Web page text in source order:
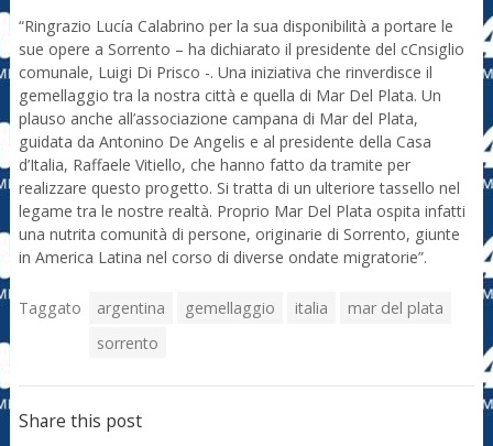
“Ringrazio Lucía Calabrino per la sua disponibilità a portare le
sue opere a Sorrento – ha dichiarato il presidente del cCnsiglio
comunale, Luigi Di Prisco -. Una iniziativa che rinverdisce il
gemellaggio tra la nostra città e quella di Mar Del Plata. Un
plauso anche all’associazione campana di Mar del Plata,
guidata da Antonino De Angelis e al presidente della Casa
d’Italia, Raffaele Vitiello, che hanno fatto da tramite per
realizzare questo progetto. Si tratta di un ulteriore tassello nel
legame tra le nostre realtà. Proprio Mar Del Plata ospita infatti
una nutrita comunità di persone, originarie di Sorrento, giunte
in America Latina nel corso di diverse ondate migratorie”.
Taggato argentina gemellaggio italia
mar del plata
sorrento
Share this post